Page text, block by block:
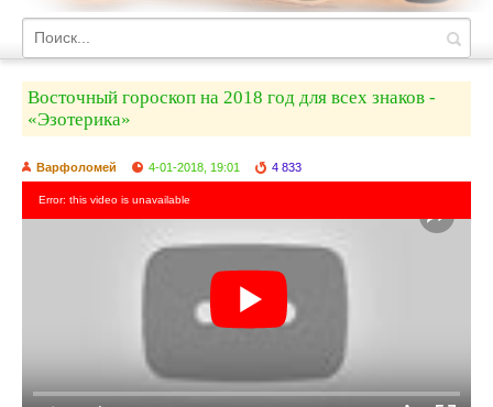
Восточный гороскоп на 2018 год для всех знаков -
«Эзотерика»
Варфоломей 4-01-2018, 19:01 4 833
Error: this video is unavailable